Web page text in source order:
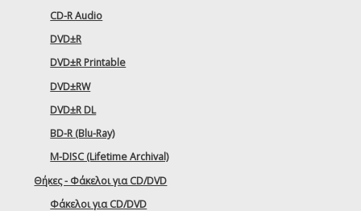
CD-R Audio
DVD±R
DVD±R Printable
DVD±RW
DVD±R DL
BD-R (Blu-Ray)
M-DISC (Lifetime Archival)
Θήκες - Φάκελοι για CD/DVD
Φάκελοι για CD/DVD